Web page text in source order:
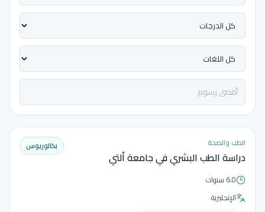
الطب والصحة
دراسة الطب البشري في جامعة ألتي
بكالوريوس
6.0 سنوات
الإنجليزية